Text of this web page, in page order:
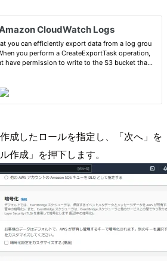
成したロールを指定し、「次へ」を
作成」を押下します。